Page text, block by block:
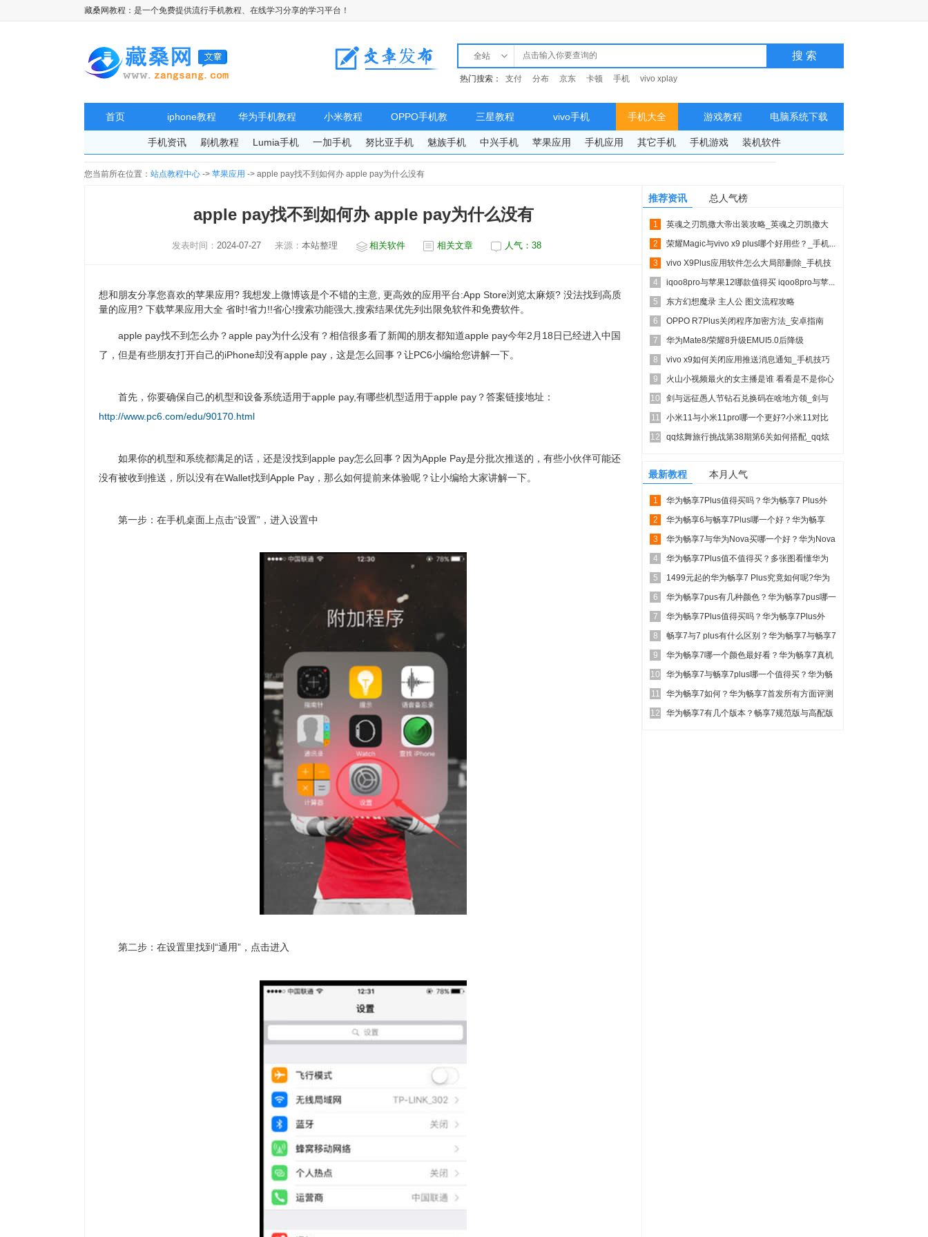
藏桑网教程：是一个免费提供流行手机教程、在线学习分享的学习平台！
全站
热门搜索： 支付 分布 京东 卡顿 手机 vivo xplay
首页 iphone教程 华为手机教程 小米教程 OPPO手机教 三星教程 vivo手机 手机大全 游戏教程 电脑系统下载
手机资讯 刷机教程 Lumia手机 一加手机 努比亚手机 魅族手机 中兴手机 苹果应用 手机应用 其它手机 手机游戏 装机软件
您当前所在位置： 站点教程中心 -> 苹果应用 -> apple pay找不到如何办 apple pay为什么没有
apple pay找不到如何办 apple pay为什么没有
发表时间： 2024-07-27 来源： 本站整理 相关软件 相关文章 人气： 38
想和朋友分享您喜欢的苹果应用? 我想发上微博该是个不错的主意, 更高效的应用平台:App Store浏览太麻烦? 没法找到高质
量的应用? 下载苹果应用大全 省时!省力!!省心!搜索功能强大,搜索结果优先列出限免软件和免费软件。
apple pay找不到怎么办？apple pay为什么没有？相信很多看了新闻的朋友都知道apple pay今年2月18日已经进入中国
了，但是有些朋友打开自己的iPhone却没有apple pay，这是怎么回事？让PC6小编给您讲解一下。
首先，你要确保自己的机型和设备系统适用于apple pay,有哪些机型适用于apple pay？答案链接地址：
http://www.pc6.com/edu/90170.html
如果你的机型和系统都满足的话，还是没找到apple pay怎么回事？因为Apple Pay是分批次推送的，有些小伙伴可能还
没有被收到推送，所以没有在Wallet找到Apple Pay，那么如何提前来体验呢？让小编给大家讲解一下。
第一步：在手机桌面上点击“设置”，进入设置中
第二步：在设置里找到“通用”，点击进入
推荐资讯 总人气榜
1
英魂之刃凯撒大帝出装攻略_英魂之刃凯撒大
帝如何出装
2
荣耀Magic与vivo x9 plus哪个好用些？_手机...
3
vivo X9Plus应用软件怎么大局部删除_手机技
巧
4
iqoo8pro与苹果12哪款值得买 iqoo8pro与苹...
5
东方幻想魔录 主人公 图文流程攻略
6
OPPO R7Plus关闭程序加密方法_安卓指南
7
华为Mate8/荣耀8升级EMUI5.0后降级
EMUI4....
8
vivo x9如何关闭应用推送消息通知_手机技巧
9
火山小视频最火的女主播是谁 看看是不是你心
中的她
10
剑与远征愚人节钻石兑换码在啥地方领_剑与
远征愚人节钻石兑换...
11
小米11与小米11pro哪一个更好?小米11对比
小米11p...
12
qq炫舞旅行挑战第38期第6关如何搭配_qq炫
最新教程 本月人气
1
华为畅享7Plus值得买吗？华为畅享7 Plus外
观/性能...
2
华为畅享6与畅享7Plus哪一个好？华为畅享
7Plus与畅...
3
华为畅享7与华为Nova买哪一个好？华为Nova
青春版与畅...
4
华为畅享7Plus值不值得买？多张图看懂华为
畅享7Plus...
5
1499元起的华为畅享7 Plus究竟如何呢?华为
畅享7 ...
6
华为畅享7pus有几种颜色？华为畅享7pus哪一
个颜色比较...
7
华为畅享7Plus值得买吗？华为畅享7Plus外
观、性能及...
8
畅享7与7 plus有什么区别？华为畅享7与畅享7
plu...
9
华为畅享7哪一个颜色最好看？华为畅享7真机
五色对比图赏
10
华为畅享7与畅享7plus哪一个值得买？华为畅
享7与畅享7...
11
华为畅享7如何？华为畅享7首发所有方面评测
图解
12
华为畅享7有几个版本？畅享7规范版与高配版